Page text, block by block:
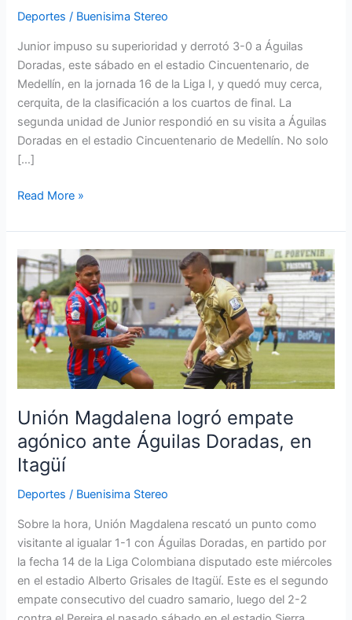
Deportes / Buenisima Stereo
Junior impuso su superioridad y derrotó 3-0 a Águilas
Doradas, este sábado en el estadio Cincuentenario, de
Medellín, en la jornada 16 de la Liga I, y quedó muy cerca,
cerquita, de la clasificación a los cuartos de final. La
segunda unidad de Junior respondió en su visita a Águilas
Doradas en el estadio Cincuentenario de Medellín. No solo
[…]
Read More »
Unión Magdalena logró empate
agónico ante Águilas Doradas, en
Itagüí
Deportes / Buenisima Stereo
Sobre la hora, Unión Magdalena rescató un punto como
visitante al igualar 1-1 con Águilas Doradas, en partido por
la fecha 14 de la Liga Colombiana disputado este miércoles
en el estadio Alberto Grisales de Itagüí. Este es el segundo
empate consecutivo del cuadro samario, luego del 2-2
Unión
Magdalena
logró
empate
agónico
ante
Águilas
Doradas,
en
Itagüí